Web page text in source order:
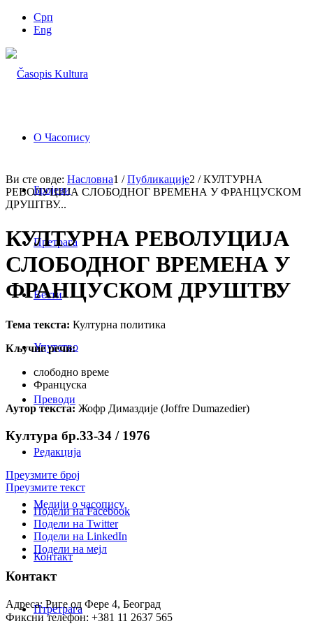
Срп
Eng
О Часопису
Бројеви
Претрага
Вести
Упутство
Преводи
Редакција
Медији о часопису
Контакт
Птретрага
Ви сте овде: Насловна1 / Публикације2 / КУЛТУРНА
РЕВОЛУЦИЈА СЛОБОДНОГ ВРЕМЕНА У ФРАНЦУСКОМ
ДРУШТВУ...
КУЛТУРНА РЕВОЛУЦИЈА
СЛОБОДНОГ ВРЕМЕНА У
ФРАНЦУСКОМ ДРУШТВУ
Тема текста: Културна политика
Кључне речи:
слободно време
Француска
Аутор текста: Жофр Димаздије (Joffre Dumazedier)
Култура бр.33-34 / 1976
Преузмите број
Преузмите текст
Подели на Facebook
Подели на Twitter
Подели на LinkedIn
Подели на мејл
Контакт
Адреса: Риге од Фере 4, Београд
Фиксни телефон: +381 11 2637 565